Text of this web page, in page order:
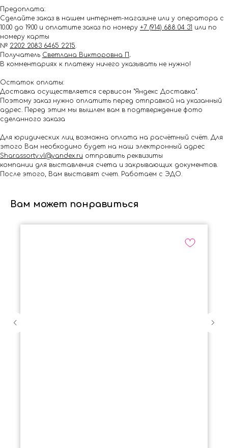
Предоплата:
Сделайте заказ в нашем интернет-магазине или у оператора с
10.00 до 19.00 и оплатите заказ по номеру +7 (914) 688 04 31 или по
номеру карты
№ 2202 2083 6465 2215.
Получатель Светлана Викторовна П .
В комментариях к платежу ничего указывать не нужно!
Остаток оплаты:
Доставка осуществляется сервисом "Яндекс Доставка".
Поэтому заказ нужно оплатить перед отправкой на указанный
адрес. Перед этим мы вышлем вам в подтверждение фото
сделанного заказа
Для юридических лиц возможна оплата на расчётный счёт. Для
этого Вам необходимо будет на наш электронный адрес
Shar.assorty.vl@yandex.ru отправить реквизиты
компании для выставления счета и закрывающих документов.
После этого, Вам выставят счет. Работаем с ЭДО.
Вам может понравиться